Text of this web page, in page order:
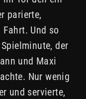
parierte,
Und so
der
und Maxi
Nur wenig
und servierte,